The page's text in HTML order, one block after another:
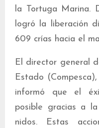
la Tortuga Marina.
logró la liberación
609 crías hacia el
El director general
Estado
informó que el
posible gracias a
nidos. Estas